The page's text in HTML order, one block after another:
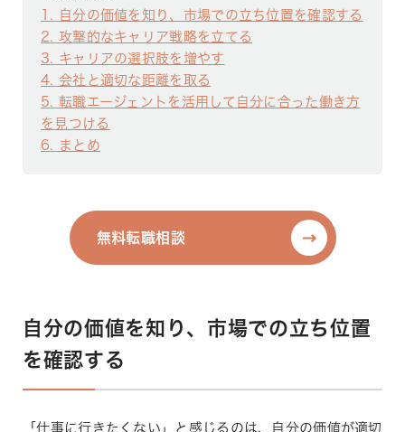
1
自分の価値を知り、市場での立ち位置を確認する
2
攻撃的なキャリア戦略を立てる
3
キャリアの選択肢を増やす
4
会社と適切な距離を取る
5
転職エージェントを活用して自分に合った働き方
を見つける
6
まとめ
無料転職相談
自分の価値を知り、市場での立ち位置
を確認する
「仕事に行きたくない」と感じるのは、自分の価値が適切